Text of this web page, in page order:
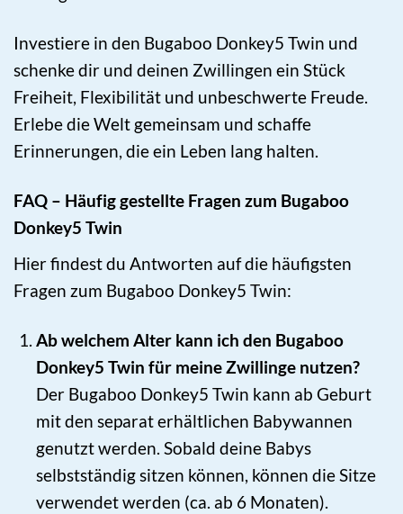
Investiere in den Bugaboo Donkey5 Twin und
schenke dir und deinen Zwillingen ein Stück
Freiheit, Flexibilität und unbeschwerte Freude.
Erlebe die Welt gemeinsam und schaffe
Erinnerungen, die ein Leben lang halten.
FAQ – Häufig gestellte Fragen zum Bugaboo
Donkey5 Twin
Hier findest du Antworten auf die häufigsten
Fragen zum Bugaboo Donkey5 Twin:
Ab welchem Alter kann ich den Bugaboo
Donkey5 Twin für meine Zwillinge nutzen?
Der Bugaboo Donkey5 Twin kann ab Geburt
mit den separat erhältlichen Babywannen
genutzt werden. Sobald deine Babys
selbstständig sitzen können, können die Sitze
verwendet werden (ca. ab 6 Monaten).